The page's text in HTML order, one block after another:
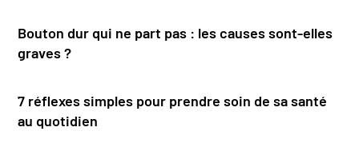
Bouton dur qui ne part pas : les causes sont-elles
graves ?
7 réflexes simples pour prendre soin de sa santé
au quotidien